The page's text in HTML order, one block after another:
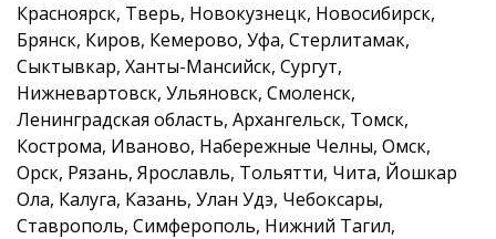
Красноярск, Тверь, Новокузнецк, Новосибирск,
Брянск, Киров, Кемерово, Уфа, Стерлитамак,
Сыктывкар, Ханты-Мансийск, Сургут,
Нижневартовск, Ульяновск, Смоленск,
Ленинградская область, Архангельск, Томск,
Кострома, Иваново, Набережные Челны, Омск,
Орск, Рязань, Ярославль, Тольятти, Чита, Йошкар
Ола, Калуга, Казань, Улан Удэ, Чебоксары,
Ставрополь, Симферополь, Нижний Тагил,